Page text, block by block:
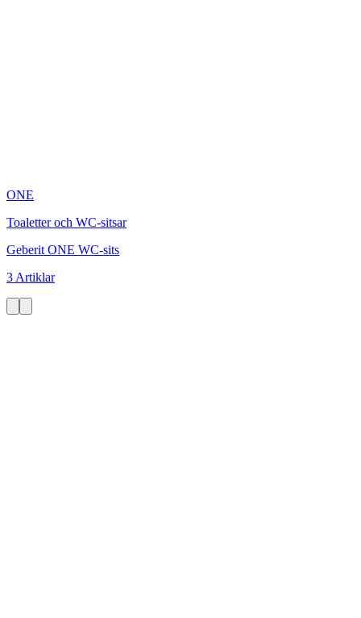
ONE
Toaletter och WC-sitsar
Geberit ONE WC-sits
3 Artiklar